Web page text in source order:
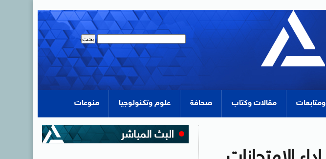
ومتابعات مقالات وكتاب صحافة علوم وتكنولوجيا منوعات